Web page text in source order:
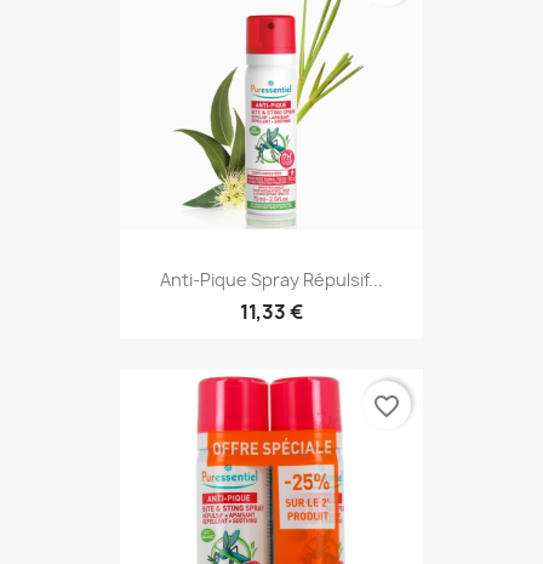
Anti-Pique Spray Répulsif...
11,33 €
favorite_border